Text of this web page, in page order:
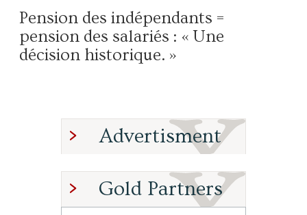
Pension des indépendants =
pension des salariés : « Une
décision historique. »
Advertisment
Gold Partners